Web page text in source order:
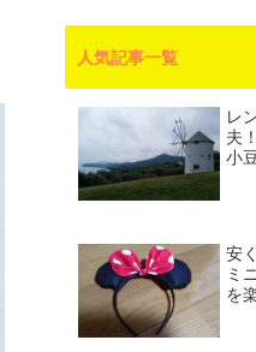
人気記事一覧
レ
夫
小
安
ミ
を